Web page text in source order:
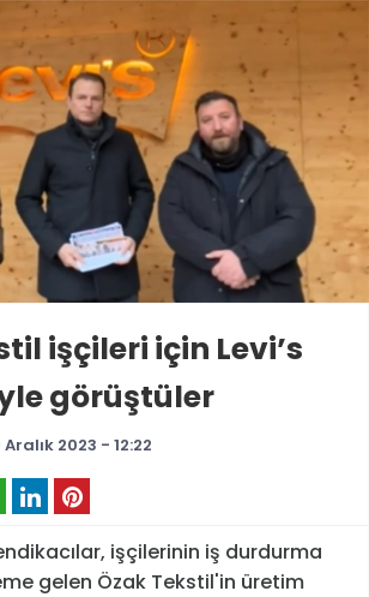
işçileri için Levi’s
görüştüler
Aralık 2023 - 12:22
işçilerinin iş durdurma
gelen Özak Tekstil'in üretim